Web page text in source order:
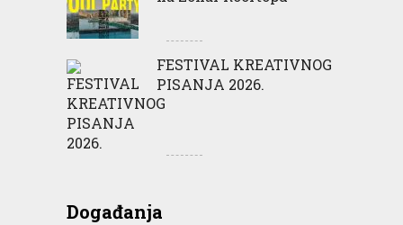
FESTIVAL KREATIVNOG
PISANJA 2026.
Događanja